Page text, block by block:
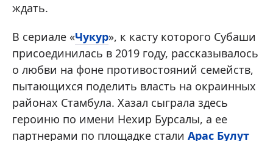
ждать.
В сериале «Чукур», к касту которого Субаши
присоединилась в 2019 году, рассказывалось
о любви на фоне противостояний семейств,
пытающихся поделить власть на окраинных
районах Стамбула. Хазал сыграла здесь
героиню по имени Нехир Бурсалы, а ее
партнерами по площадке стали Арас Булут